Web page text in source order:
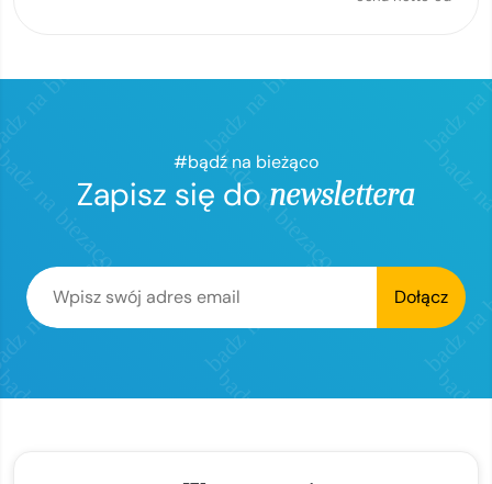
#bądź na bieżąco
Zapisz się do newslettera
Dołącz